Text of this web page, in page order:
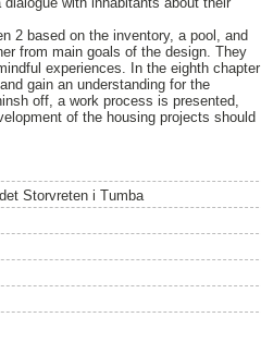
2 based on the inventory, a pool, and
from main goals of the design. They
experiences. In the eighth chapter
gain an understanding for the
off, a work process is presented,
of the housing projects should
Storvreten i Tumba